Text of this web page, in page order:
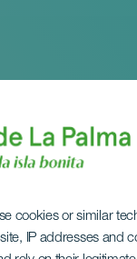
cookies or similar
IP addresses and